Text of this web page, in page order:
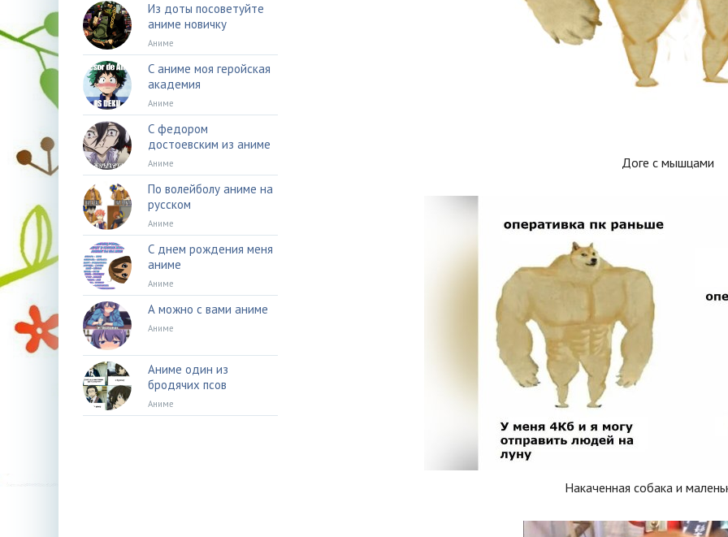
Доге с мышцами
Накаченная собака и
Из доты посоветуйте
аниме новичку
Аниме
С аниме моя геройская
академия
Аниме
С федором
достоевским из аниме
Аниме
По волейболу аниме на
русском
Аниме
С днем рождения меня
аниме
Аниме
А можно с вами аниме
Аниме
Аниме один из
бродячих псов
Аниме